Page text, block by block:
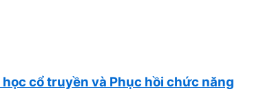
cổ truyền và Phục hồi chức năng